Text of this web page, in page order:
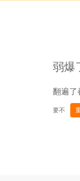
弱爆
翻遍了
要不